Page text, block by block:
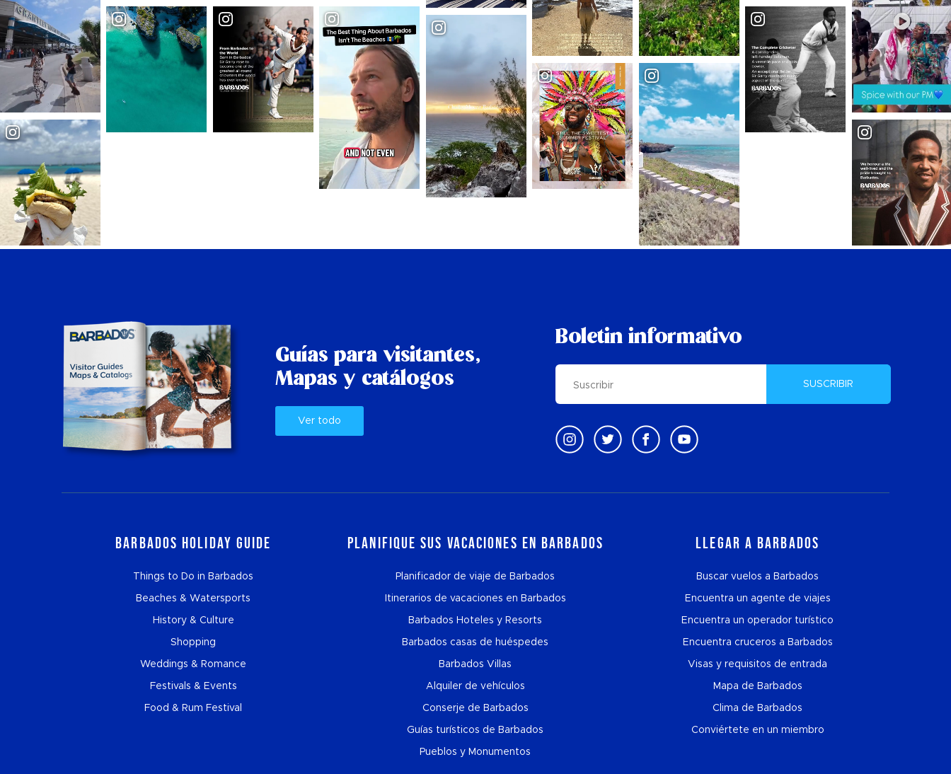
Guías para visitantes,
Mapas y catálogos
Ver todo
Boletin informativo
SUSCRIBIR
Barbados Holiday Guide
Things to Do in Barbados
Beaches & Watersports
History & Culture
Shopping
Weddings & Romance
Festivals & Events
Food & Rum Festival
Planifique sus vacaciones en Barbados
Planificador de viaje de Barbados
Itinerarios de vacaciones en Barbados
Barbados Hoteles y Resorts
Barbados casas de huéspedes
Barbados Villas
Alquiler de vehículos
Conserje de Barbados
Guías turísticos de Barbados
Pueblos y Monumentos
Llegar a Barbados
Buscar vuelos a Barbados
Encuentra un agente de viajes
Encuentra un operador turístico
Encuentra cruceros a Barbados
Visas y requisitos de entrada
Mapa de Barbados
Clima de Barbados
Conviértete en un miembro